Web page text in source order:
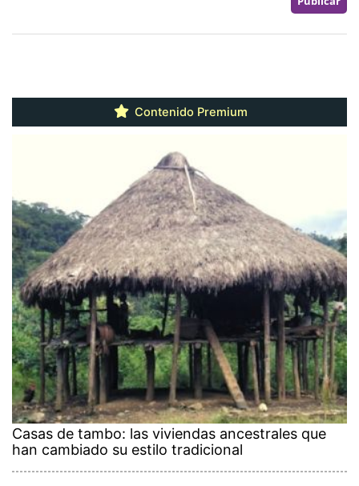
Contenido Premium
Casas de tambo: las viviendas ancestrales que
han cambiado su estilo tradicional